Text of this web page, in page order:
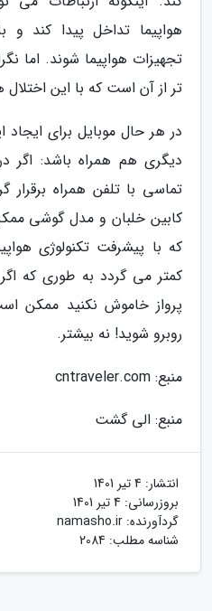
هواپیما تداخل پیدا کند و
تجهیزات هواپیما شوند. اما
تر از آن است که با این
در هر حال موبایل برای ایجاد
تماسی با تلفن همراه برقرار
کابین خلبان و مدل گوشی
که با پیشرفت تکنولوژی
کمتر می گردد به طوری که
پرواز خاموش نکنید ممکن
روبرو شوید! نه بیشتر.
منبع: cntraveler.com
منبع: الی گشت
انتشار: 4 تیر 1401
بروزرسانی: 4 تیر 1401
گردآورنده: namasho.ir
شناسه مطلب: 2084